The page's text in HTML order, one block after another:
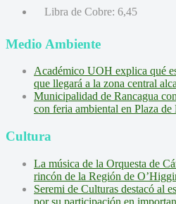
Libra de Cobre: 6,45
Medio Ambiente
Académico UOH explica qué
que llegará a la zona central
Municipalidad de Rancagua
con feria ambiental en Plaza de
Cultura
La música de la Orquesta de
rincón de la Región de
Seremi de Culturas destacó al
por su participación en